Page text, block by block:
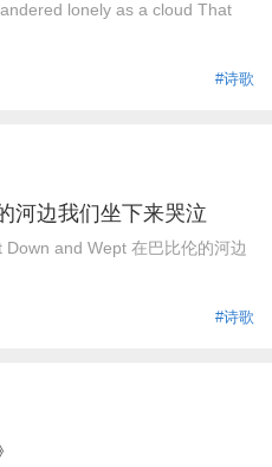
lonely as a cloud That
#诗歌
河边我们坐下来哭泣
and Wept 在巴比伦的河边
#诗歌